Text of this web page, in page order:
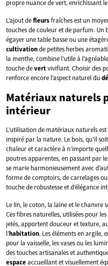
propre nuance de vert, enrichissant le
L’ajout defleursfraîches est un
touches de couleur et de parfum. Un
égayer une table basse ou une
cultivationde petites herbes
la menthe, combine l’utile à
touche devertvivifiant. Choisir des
renforce encore l’aspect naturel du
Matériaux naturels
intérieur
L’utilisation de matériaux naturels
inspiré par la nature. Le bois, qu’il
chaleur et caractère à n’importe
poutres apparentes, en passant par
se marie harmonieusement avec
forme de comptoirs, de carrelages
touche de robustesse et d’élégance
Le lin, le coton, la laine et le chanvre
Ces fibres naturelles, utilisées pour
jetés, apportent douceur et texture,
l’habitation. Les éléments en argile,
pour la vaisselle, les vases ou les
des touches artisanales et
espaceaccueillant et visuellement